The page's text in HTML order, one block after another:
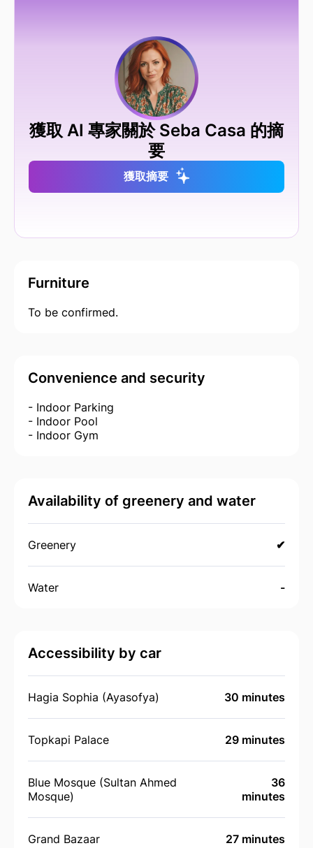
獲取 AI 專家關於 Seba Casa 的摘
要
獲取摘要
Furniture
To be confirmed.
Convenience and security
- Indoor Parking
- Indoor Pool
- Indoor Gym
Availability of greenery and water
Greenery ✔
Water -
Accessibility by car
Hagia Sophia (Ayasofya) 30 minutes
Topkapi Palace 29 minutes
Blue Mosque (Sultan Ahmed
Mosque)
36
minutes
Grand Bazaar 27 minutes